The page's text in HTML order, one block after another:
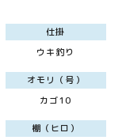
仕掛
ウキ釣り
オモリ（号）
カゴ10
棚（ヒロ）